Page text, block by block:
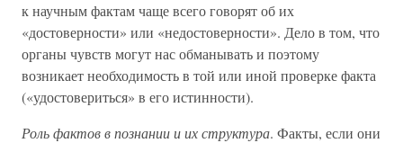
к научным фактам чаще всего говорят об их
«достоверности» или «недостоверности». Дело в том, что
органы чувств могут нас обманывать и поэтому
возникает необходимость в той или иной проверке факта
(«удостовериться» в его истинности).
Роль фактов в познании и их структура. Факты, если они